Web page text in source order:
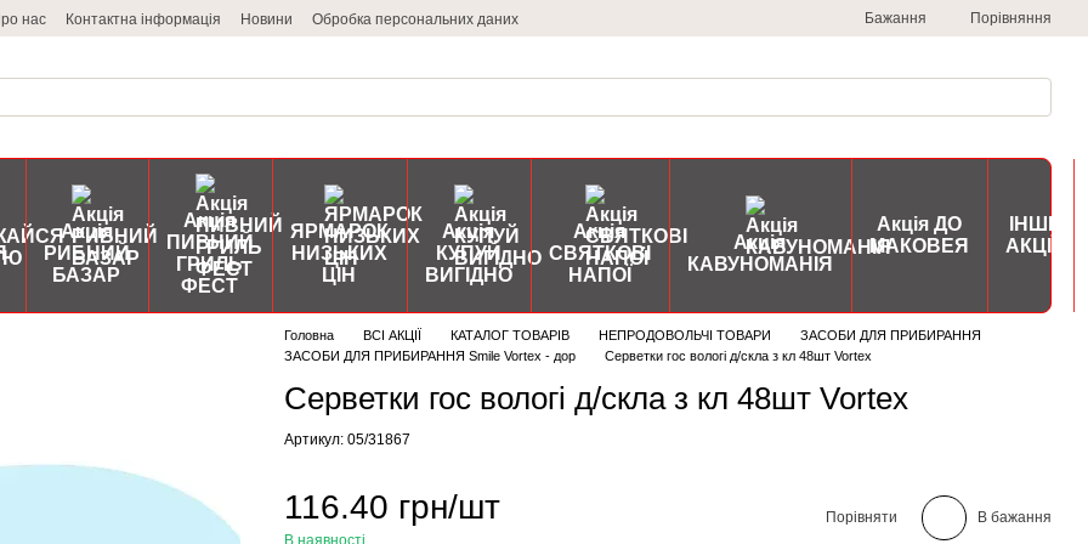
нас Контактна інформація Новини Обробка персональних даних Бажання Порівняння
Акція
РИБНИЙ
БАЗАР
Акція
ПИВНИЙ
ГРИЛЬ
ФЕСТ
ЯРМАРОК
НИЗЬКИХ
ЦІН
Акція
КУПУЙ
ВИГІДНО
Акція
СВЯТКОВІ
НАПОЇ
Акція
КАВУНОМАНІЯ
Акція ДО
МАКОВЕЯ
ІНШІ
АКЦІЇ
Головна ВСІ АКЦІЇ КАТАЛОГ ТОВАРІВ НЕПРОДОВОЛЬЧІ ТОВАРИ
ЗАСОБИ ДЛЯ ПРИБИРАННЯ
ЗАСОБИ ДЛЯ ПРИБИРАННЯ Smile Vortex - дор
Серветки гос вологі д/скла з кл 48шт Vortex
Серветки гос вологі д/скла з кл 48шт Vortex
Артикул: 05/31867
116.40 грн/шт
В наявності
Порівняти В бажання